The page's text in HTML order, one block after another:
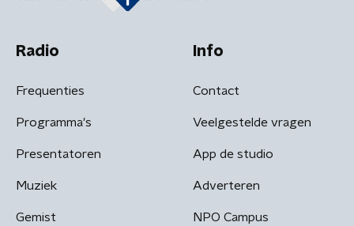
Radio
Frequenties
Programma's
Presentatoren
Muziek
Gemist
Info
Contact
Veelgestelde vragen
App de studio
Adverteren
NPO Campus